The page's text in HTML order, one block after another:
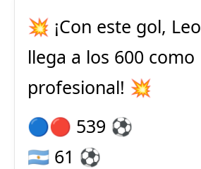
💥 ¡Con este gol, Leo
llega a los 600 como
profesional! 💥
🔵🔴 539 ⚽
🇦🇷 61 ⚽